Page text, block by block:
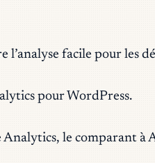
facile pour les
pour WordPress.
le comparant